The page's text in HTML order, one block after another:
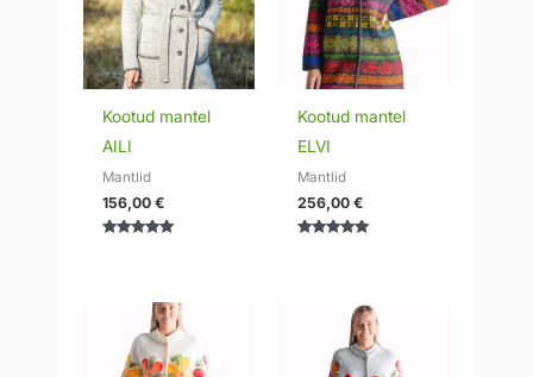
Kootud mantel
AILI
Mantlid
156,00€
Kootud mantel
ELVI
Mantlid
256,00€
Hinnavahemik:
295,00 €
kuni
320,00 €
Hinnavahemik:
295,00 €
kuni
320,00 €